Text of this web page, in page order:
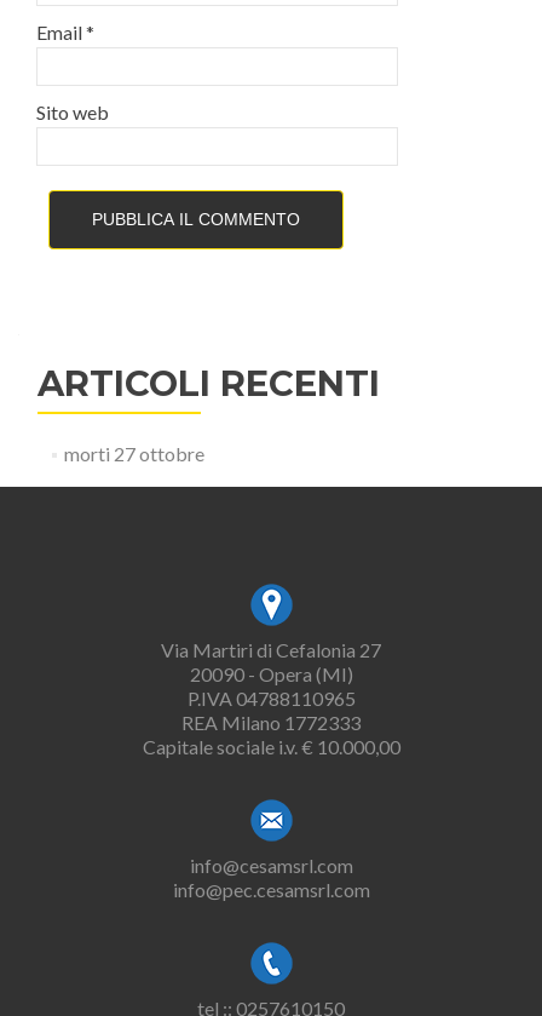
Email*
Sito web
ARTICOLI RECENTI
morti 27 ottobre
Via Martiri di Cefalonia 27
20090 - Opera (MI)
P.IVA 04788110965
REA Milano 1772333
Capitale sociale i.v. € 10.000,00
info@cesamsrl.com
info@pec.cesamsrl.com
tel :: 0257610150